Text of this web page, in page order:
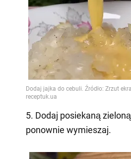
5. Dodaj posiekaną
ponownie wymieszaj.